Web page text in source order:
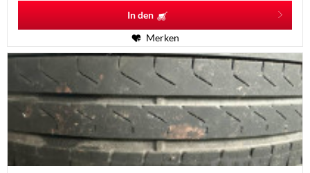
In den
Merken